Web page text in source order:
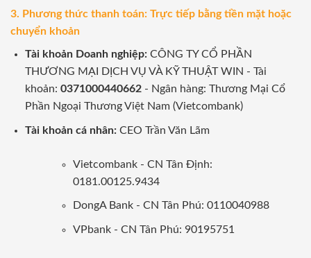
3. Phương thức thanh toán: Trực tiếp bằng tiền mặt hoặc
chuyển khoản
Tài khoản Doanh nghiệp:CÔNG TY CỔ PHẦN
THƯƠNG MẠI DỊCH VỤ VÀ KỸ THUẬT WIN - Tài
khoản: 0371000440662- Ngân hàng: Thương Mại Cổ
Phần Ngoại Thương Việt Nam (Vietcombank)
Tài khoản cá nhân: CEO Trần Văn Lãm
Vietcombank - CN Tân Định:
0181.00125.9434
DongA Bank - CN Tân Phú: 0110040988
VPbank - CN Tân Phú: 90195751